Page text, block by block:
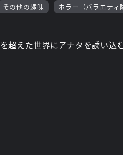
その他の趣味 ホラー（バラエティ
超えた世界にアナタを誘い込